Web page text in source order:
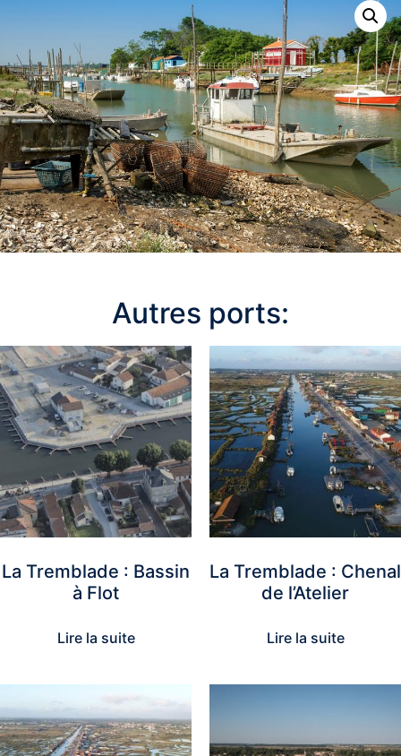
Autres ports:
La Tremblade : Bassin
à Flot
Lire la suite
La Tremblade : Chenal
de l’Atelier
Lire la suite